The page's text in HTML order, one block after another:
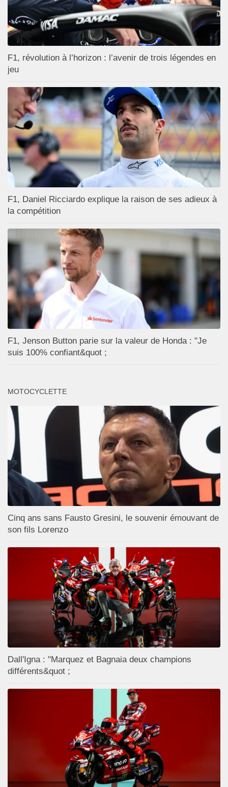
F1, révolution à l’horizon : l’avenir de trois légendes en
jeu
F1, Daniel Ricciardo explique la raison de ses adieux à
la compétition
F1, Jenson Button parie sur la valeur de Honda : "Je
suis 100% confiant&quot ;
MOTOCYCLETTE
Cinq ans sans Fausto Gresini, le souvenir émouvant de
son fils Lorenzo
Dall'Igna : "Marquez et Bagnaia deux champions
différents&quot ;